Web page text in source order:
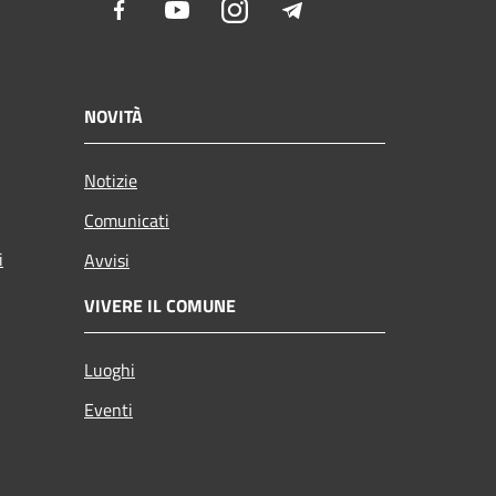
Facebook YoutubeInstagram
NOVITÀ
Notizie
Comunicati
Avvisi
VIVERE IL COMUNE
Luoghi
Eventi